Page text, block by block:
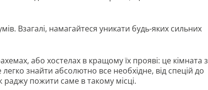
Взагалі, намагайтеся уникати будь-яких сильних
або хостелах в кращому їх прояві: це кімната з
знайти абсолютно все необхідне, від спецій до
пожити саме в такому місці.